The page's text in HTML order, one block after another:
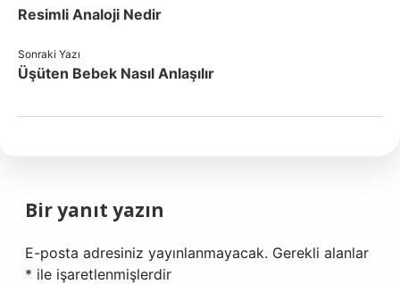
Resimli Analoji Nedir
Sonraki Yazı
Üşüten Bebek Nasıl Anlaşılır
Bir yanıt yazın
E-posta adresiniz yayınlanmayacak. Gerekli alanlar
* ile işaretlenmişlerdir